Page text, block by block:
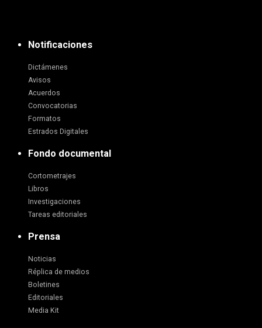
Notificaciones
Dictámenes
Avisos
Acuerdos
Convocatorias
Formatos
Estrados Digitales
Fondo documental
Cortometrajes
Libros
Investigaciones
Tareas editoriales
Prensa
Noticias
Réplica de medios
Boletines
Editoriales
Media Kit